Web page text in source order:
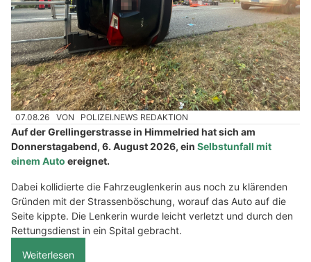
07.08.26 VON POLIZEI.NEWS REDAKTION
Auf der Grellingerstrasse in Himmelried hat sich am
Donnerstagabend, 6. August 2026, ein Selbstunfall mit
einem Auto ereignet.
Dabei kollidierte die Fahrzeuglenkerin aus noch zu klärenden
Gründen mit der Strassenböschung, worauf das Auto auf die
Seite kippte. Die Lenkerin wurde leicht verletzt und durch den
Rettungsdienst in ein Spital gebracht.
Weiterlesen